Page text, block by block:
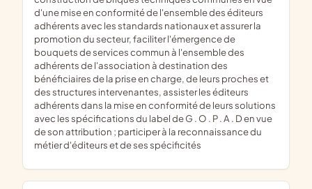
d'une mise en conformité de l'ensemble des éditeurs
adhérents avec les standards nationaux et assurer la
promotion du secteur, faciliter l'émergence de
bouquets de services commun à l'ensemble des
adhérents de l'association à destination des
bénéficiaires de la prise en charge, de leurs proches et
des structures intervenantes, assister les éditeurs
adhérents dans la mise en conformité de leurs solutions
avec les spécifications du label de G . O . P . A . D en vue
de son attribution ; participer à la reconnaissance du
métier d'éditeurs et de ses spécificités